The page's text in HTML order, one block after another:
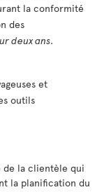
la conformité
des
deux ans.
et
outils
de la clientèle qui
la planification du